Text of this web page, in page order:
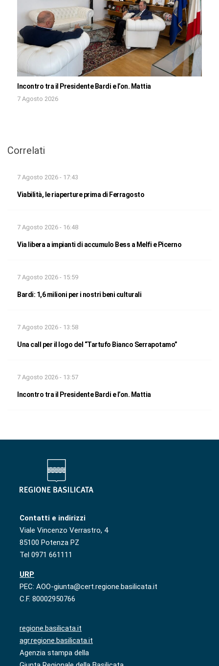
Incontro tra il Presidente Bardi e l’on. Mattia
7 Agosto 2026
Correlati
7 Agosto 2026 - 17:43
Viabilità, le riaperture prima di Ferragosto
7 Agosto 2026 - 16:48
Via libera a impianti di accumulo Bess a Melfi e Picerno
7 Agosto 2026 - 15:59
Bardi: 1,6 milioni per i nostri beni culturali
7 Agosto 2026 - 13:58
Una call per il logo del “Tartufo Bianco Serrapotamo”
7 Agosto 2026 - 13:57
Incontro tra il Presidente Bardi e l’on. Mattia
Contatti e indirizzi
Viale Vincenzo Verrastro, 4
85100 Potenza PZ
Tel 0971 661111
URP
PEC: AOO-giunta@cert.regione.basilicata.it
C.F. 80002950766
regione.basilicata.it
agr.regione.basilicata.it
Agenzia stampa della